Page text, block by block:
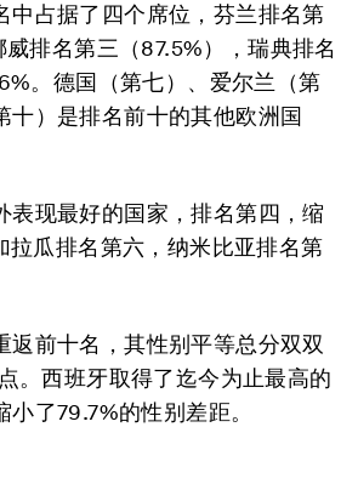
中占据了四个席位，芬兰排名第
排名第三（87.5%），瑞典排名
。德国（第七）、爱尔兰（第
十）是排名前十的其他欧洲国
表现最好的国家，排名第四，缩
拉瓜排名第六，纳米比亚排名第
返前十名，其性别平等总分双双
。西班牙取得了迄今为止最高的
了79.7%的性别差距。